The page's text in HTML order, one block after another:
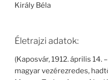
Király Béla
Életrajzi adatok:
(Kaposvár, 1912. április 14.
magyar vezérezredes,